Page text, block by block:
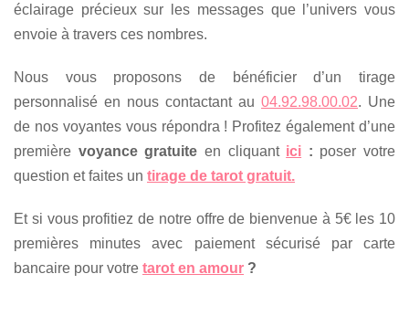
éclairage précieux sur les messages que l’univers vous
envoie à travers ces nombres.
Nous vous proposons de bénéficier d’un tirage
personnalisé en nous contactant au 04.92.98.00.02. Une
de nos voyantes vous répondra ! Profitez également d’une
première voyance gratuite en cliquant ici : poser votre
question et faites un tirage de tarot gratuit.
Et si vous profitiez de notre offre de bienvenue à 5€ les 10
premières minutes avec paiement sécurisé par carte
bancaire pour votre tarot en amour ?